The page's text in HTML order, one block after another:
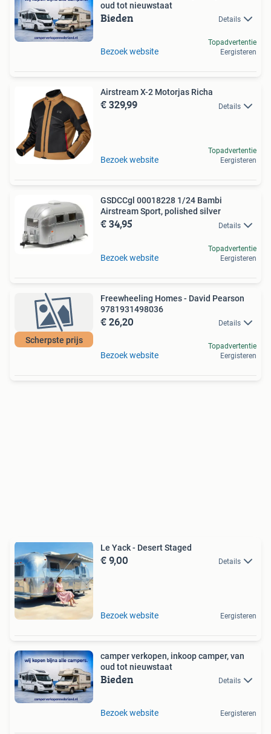
oud tot nieuwstaat
Bieden Details
Bezoek website
Topadvertentie
Eergisteren
Airstream X-2 Motorjas Richa
€ 329,99 Details
Bezoek website
Topadvertentie
Eergisteren
GSDCCgl 00018228 1/24 Bambi
Airstream Sport, polished silver
€ 34,95 Details
Bezoek website
Topadvertentie
Eergisteren
Scherpste prijs
Freewheeling Homes - David Pearson
9781931498036
€ 26,20 Details
Bezoek website
Topadvertentie
Eergisteren
Le Yack - Desert Staged
€ 9,00 Details
Bezoek website Eergisteren
camper verkopen, inkoop camper, van
oud tot nieuwstaat
Bieden Details
Bezoek website Eergisteren